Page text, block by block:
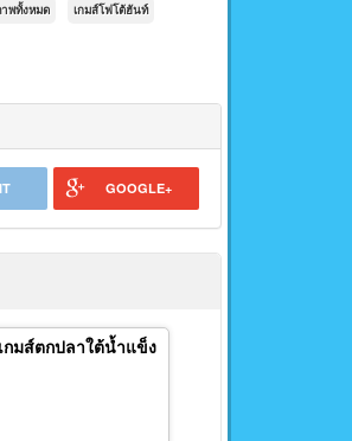
พทั้งหมด เกมส์โฟโต้ฮันท์
GOOGLE+